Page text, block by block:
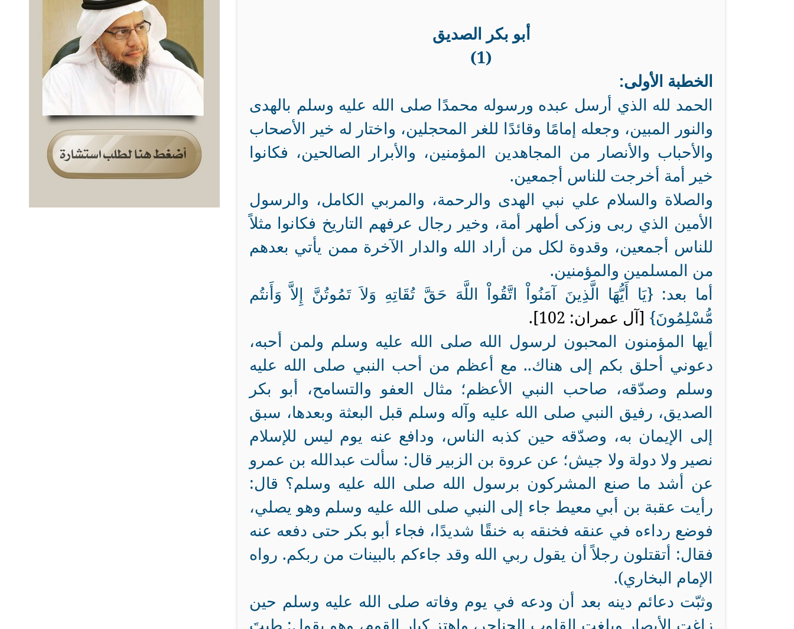
أبو بكر الصديق
(1)
الخطبة الأولى:
الحمد لله الذي أرسل عبده ورسوله محمدًا صلى الله عليه وسلم بالهدى
والنور المبين، وجعله إمامًا وقائدًا للغر المحجلين، واختار له خير الأصحاب
والأحباب والأنصار من المجاهدين المؤمنين، والأبرار الصالحين، فكانوا
خير أمة أخرجت للناس أجمعين.
والصلاة والسلام علي نبي الهدى والرحمة، والمربي الكامل، والرسول
الأمين الذي ربى وزكى أطهر أمة، وخير رجال عرفهم التاريخ فكانوا مثلاً
للناس أجمعين، وقدوة لكل من أراد الله والدار الآخرة ممن يأتي بعدهم
من المسلمين والمؤمنين.
أما بعد: {يَا أَيُّهَا الَّذِينَ آمَنُواْ اتَّقُواْ اللَّهَ حَقَّ تُقَاتِهِ وَلاَ تَمُوتُنَّ إِلاَّ وَأَنتُم
مُّسْلِمُونَ} [آل عمران: 102].
أيها المؤمنون المحبون لرسول الله صلى الله عليه وسلم ولمن أحبه،
دعوني أحلق بكم إلى هناك.. مع أعظم من أحب النبي صلى الله عليه
وسلم وصدّقه، صاحب النبي الأعظم؛ مثال العفو والتسامح، أبو بكر
الصديق، رفيق النبي صلى الله عليه وآله وسلم قبل البعثة وبعدها، سبق
إلى الإيمان به، وصدّقه حين كذبه الناس، ودافع عنه يوم ليس للإسلام
نصير ولا دولة ولا جيش؛ عن عروة بن الزبير قال‏:‏ سألت عبدالله بن عمرو
عن أشد ما صنع المشركون برسول الله صلى الله عليه وسلم‏؟‏ قال‏:‏
رأيت عقبة بن أبي معيط جاء إلى النبي صلى الله عليه وسلم وهو يصلي،
فوضع رداءه في عنقه فخنقه به خنقًا شديدًا، فجاء أبو بكر حتى دفعه عنه
فقال‏:‏ أتقتلون رجلاً أن يقول ربي الله وقد جاءكم بالبينات من ربكم‏.‏ ‏‏رواه
الإمام البخاري‏)‏.‏
وثبّت دعائم دينه بعد أن ودعه في يوم وفاته صلى الله عليه وسلم حين